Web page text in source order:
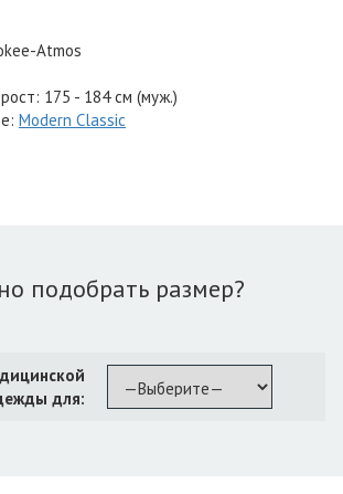
Atmos
175 - 184 см (муж.)
Modern Classic
подобрать размер?
для: